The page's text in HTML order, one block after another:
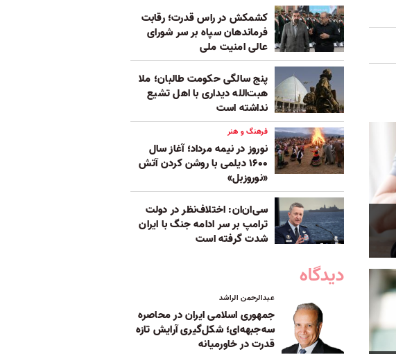
کشمکش در راس قدرت؛ رقابت
فرماندهان سپاه بر سر شورای
عالی امنیت ملی
پنج‌ سالگی حکومت طالبان؛ ملا
هبت‌الله دیداری با اهل تشیع
نداشته است
فرهنگ و هنر
نوروز در نیمه مرداد؛ آغاز سال
۱۶۰۰ دیلمی با روشن کردن آتش
«نوروزبل»
سی‌ان‌ان: اختلاف‌نظر در دولت
ترامپ بر سر ادامه جنگ با ایران
شدت گرفته است
دیدگاه
عبدالرحمن الراشد
جمهوری اسلامی ایران در محاصره
سه‌جبهه‌ای؛ شکل‌گیری آرایش تازه
قدرت در خاورمیانه